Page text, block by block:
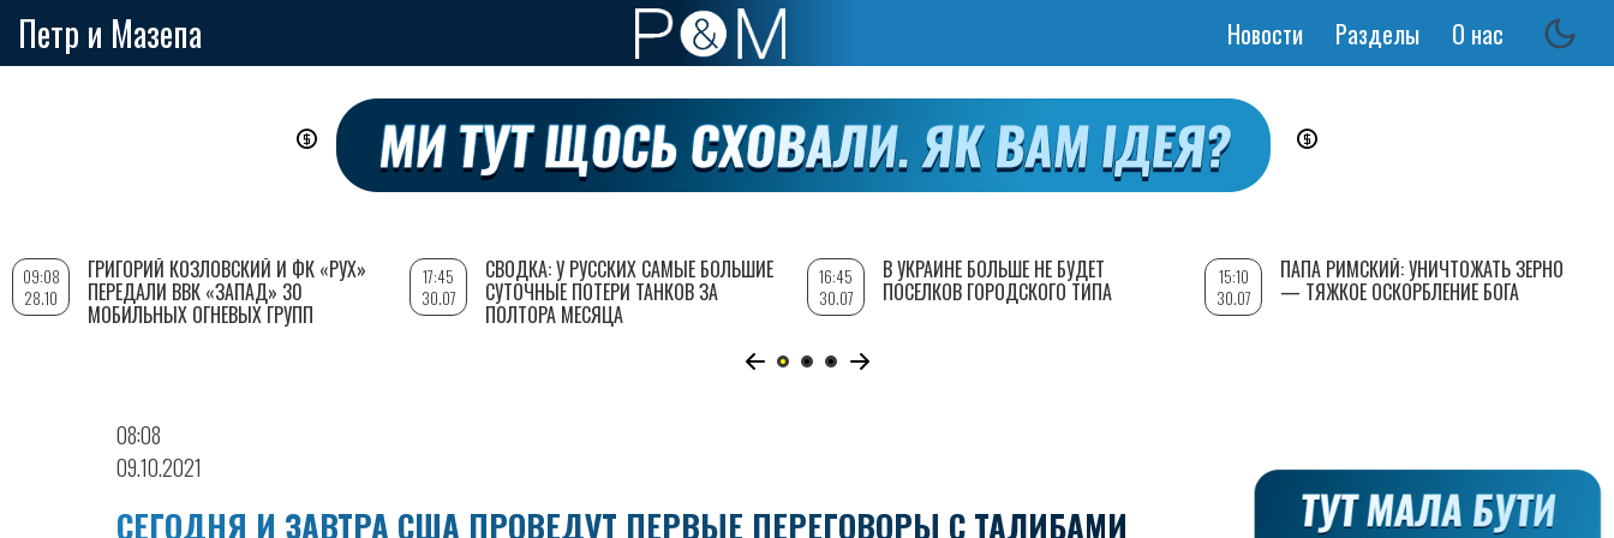
Петр и Мазепа
Основная
Новости Разделы О нас
08:08
09.10.2021
СЕГОДНЯ И ЗАВТРА США ПРОВЕДУТ ПЕРВЫЕ ПЕРЕГОВОРЫ С ТАЛИБАМИ
09:08
28.10
ГРИГОРИЙ КОЗЛОВСКИЙ И ФК «РУХ»
ПЕРЕДАЛИ ВВК «ЗАПАД» 30
МОБИЛЬНЫХ ОГНЕВЫХ ГРУПП
17:45
30.07
СВОДКА: У РУССКИХ САМЫЕ БОЛЬШИЕ
СУТОЧНЫЕ ПОТЕРИ ТАНКОВ ЗА
ПОЛТОРА МЕСЯЦА
16:45
30.07
В УКРАИНЕ БОЛЬШЕ НЕ БУДЕТ
ПОСЕЛКОВ ГОРОДСКОГО ТИПА
15:10
30.07
ПАПА РИМСКИЙ: УНИЧТОЖАТЬ ЗЕРНО
— ТЯЖКОЕ ОСКОРБЛЕНИЕ БОГА